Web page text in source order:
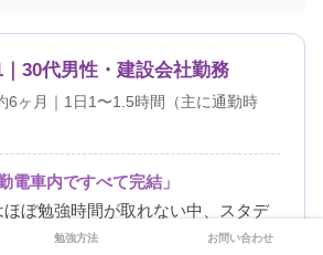
30代男性・建設会社勤務
6ヶ月｜1日1〜1.5時間（主に通勤時
電車内ですべて完結」
ぼ勉強時間が取れない中、スタデ
の電車内で動画講義1〜2本＋スマ
勉強方法 お問い合わせ